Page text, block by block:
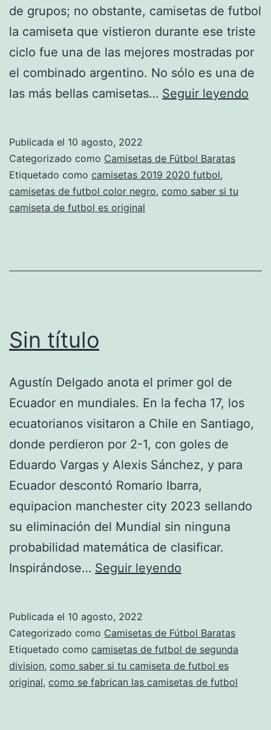
de grupos; no obstante, camisetas de futbol
la camiseta que vistieron durante ese triste
ciclo fue una de las mejores mostradas por
el combinado argentino. No sólo es una de
las más bellas camisetas… Seguir leyendo
Publicada el 10 agosto, 2022
Categorizado como Camisetas de Fútbol Baratas
Etiquetado como camisetas 2019 2020 futbol,
camisetas de futbol color negro, como saber si tu
camiseta de futbol es original
Sin título
Agustín Delgado anota el primer gol de
Ecuador en mundiales. En la fecha 17, los
ecuatorianos visitaron a Chile en Santiago,
donde perdieron por 2-1, con goles de
Eduardo Vargas y Alexis Sánchez, y para
Ecuador descontó Romario Ibarra,
equipacion manchester city 2023 sellando
su eliminación del Mundial sin ninguna
probabilidad matemática de clasificar.
Inspirándose… Seguir leyendo
Publicada el 10 agosto, 2022
Categorizado como Camisetas de Fútbol Baratas
Etiquetado como camisetas de futbol de segunda
division, como saber si tu camiseta de futbol es
original, como se fabrican las camisetas de futbol